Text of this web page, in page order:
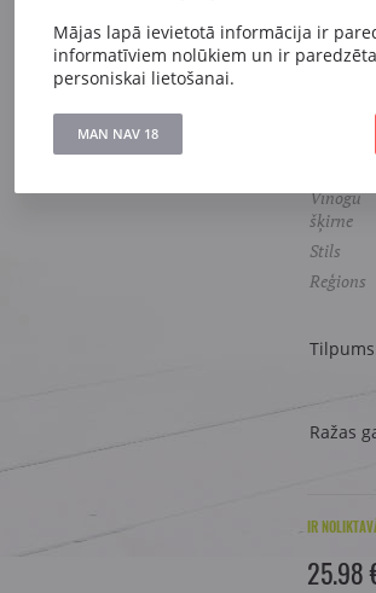
Vīnogu
šķirne
Stils
Reģions
Ražas
IR
25.98
Mājas lapā ievietotā informācija ir
informatīviem nolūkiem un ir
personiskai lietošanai.
MAN NAV 18